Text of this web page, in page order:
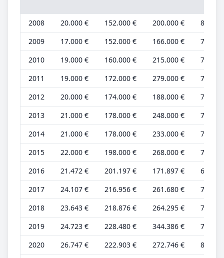
2008 20.000 € 152.000 € 200.000 €
8.000 €
2009
17.000 € 152.000 € 166.000 €
7.000 €
2010
19.000 € 160.000 € 215.000 €
7.000 €
2011
19.000 € 172.000 € 279.000 €
7.000 €
2012
20.000 € 174.000 € 188.000 €
7.000 €
2013
21.000 € 178.000 € 248.000 €
7.000 €
2014
21.000 € 178.000 € 233.000 €
7.000 €
2015
22.000 € 198.000 € 268.000 €
7.000 €
2016
21.472 € 201.197 € 171.897 €
6.926 €
2017
24.107 € 216.956 € 261.680 €
7.305 €
2018
23.643 € 218.876 € 264.295 €
7.165 €
2019
24.723 € 228.480 € 344.386 €
7.492 €
2020
26.747 € 222.903 € 272.746 €
8.105 €